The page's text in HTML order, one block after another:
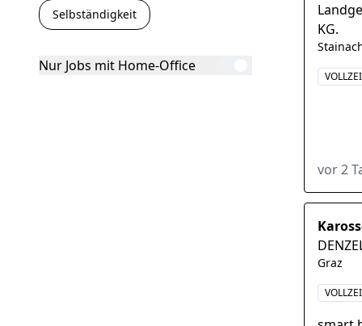
Selbständigkeit
Nur Jobs mit Home-Office
KG.
vor 2
Graz